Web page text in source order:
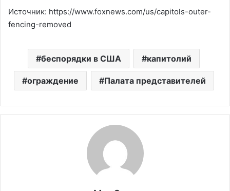
Источник: https://www.foxnews.com/us/capitols-outer-
fencing-removed
беспорядки в США капитолий
ограждение Палата представителей